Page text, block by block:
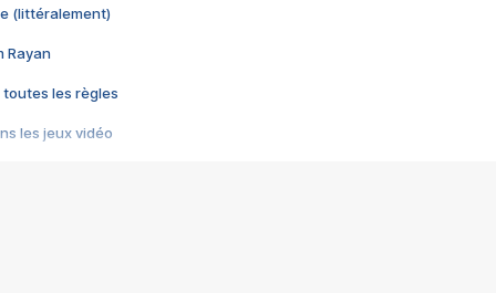
(littéralement)
Rayan
toutes les règles
les jeux vidéo